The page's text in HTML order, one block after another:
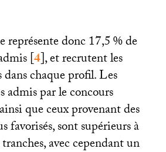
représente donc 17,5% de
[4], et recrutent les
dans chaque profil. Les
admis par le concours
que ceux provenant des
favorisés, sont supérieurs à
avec cependant un